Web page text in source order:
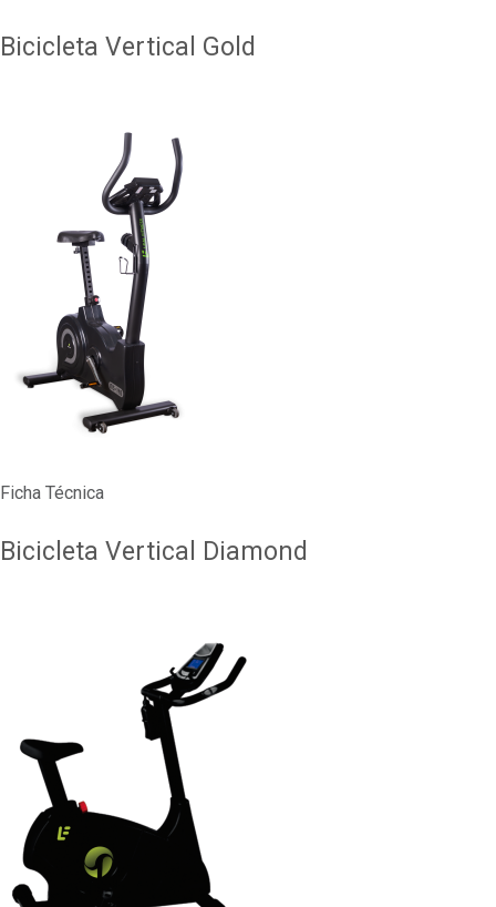
Bicicleta Vertical Gold
Ficha Técnica
Bicicleta Vertical Diamond